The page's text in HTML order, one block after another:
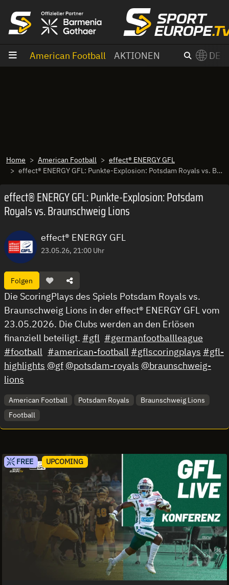
American Football AKTIONEN DE
Home American Football
effect® ENERGY GFL
effect® ENERGY GFL: Punkte-Explosion: Potsdam Royals vs. Braunschweig Lions
effect® ENERGY GFL: Punkte-Explosion: Potsdam
Royals vs. Braunschweig Lions
effect® ENERGY GFL
23.05.26, 21:00 Uhr
Folgen
Die ScoringPlays des Spiels Potsdam Royals vs.
Braunschweig Lions in der effect® ENERGY GFL vom
23.05.2026. Die Clubs werden an den Erlösen
finanziell beteiligt. #gfl #germanfootballleague
#football #american-football #gflscoringplays #gfl-
highlights @gf @potsdam-royals @braunschweig-
lions
American Football Potsdam Royals
Braunschweig Lions
Football
FREE UPCOMING